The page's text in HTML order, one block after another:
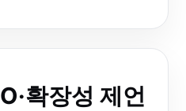
확장성 제언